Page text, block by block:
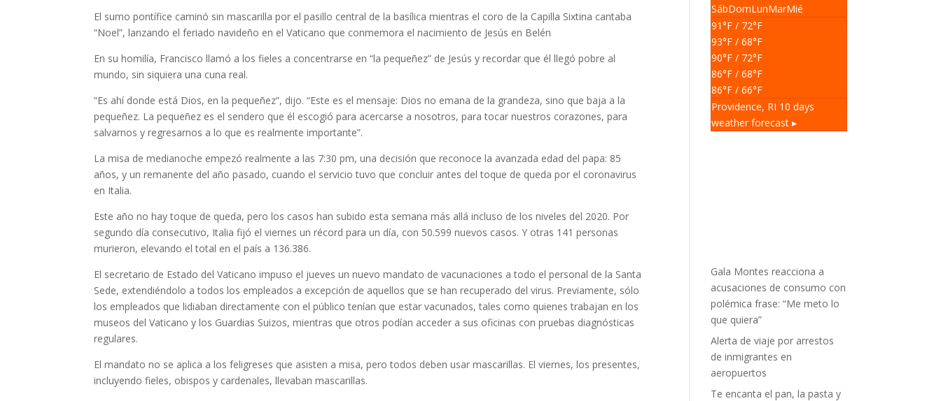
El sumo pontífice caminó sin mascarilla por el pasillo central de la basílica mientras el coro de la Capilla Sixtina cantaba
“Noel”, lanzando el feriado navideño en el Vaticano que conmemora el nacimiento de Jesús en Belén
En su homilía, Francisco llamó a los fieles a concentrarse en “la pequeñez” de Jesús y recordar que él llegó pobre al
mundo, sin siquiera una cuna real.
“Es ahí donde está Dios, en la pequeñez”, dijo. “Este es el mensaje: Dios no emana de la grandeza, sino que baja a la
pequeñez. La pequeñez es el sendero que él escogió para acercarse a nosotros, para tocar nuestros corazones, para
salvarnos y regresarnos a lo que es realmente importante”.
La misa de medianoche empezó realmente a las 7:30 pm, una decisión que reconoce la avanzada edad del papa: 85
años, y un remanente del año pasado, cuando el servicio tuvo que concluir antes del toque de queda por el coronavirus
en Italia.
Este año no hay toque de queda, pero los casos han subido esta semana más allá incluso de los niveles del 2020. Por
segundo día consecutivo, Italia fijó el viernes un récord para un día, con 50.599 nuevos casos. Y otras 141 personas
murieron, elevando el total en el país a 136.386.
El secretario de Estado del Vaticano impuso el jueves un nuevo mandato de vacunaciones a todo el personal de la Santa
Sede, extendiéndolo a todos los empleados a excepción de aquellos que se han recuperado del virus. Previamente, sólo
los empleados que lidiaban directamente con el público tenían que estar vacunados, tales como quienes trabajan en los
museos del Vaticano y los Guardias Suizos, mientras que otros podían acceder a sus oficinas con pruebas diagnósticas
regulares.
El mandato no se aplica a los feligreses que asisten a misa, pero todos deben usar mascarillas. El viernes, los presentes,
incluyendo fieles, obispos y cardenales, llevaban mascarillas.
SábDomLunMarMié
91°F / 72°F
93°F / 68°F
90°F / 72°F
86°F / 68°F
86°F / 66°F
Providence, RI 10 days
weather forecast ▸
Gala Montes reacciona a
acusaciones de consumo con
polémica frase: “Me meto lo
que quiera”
Alerta de viaje por arrestos
de inmigrantes en
aeropuertos
Te encanta el pan, la pasta y